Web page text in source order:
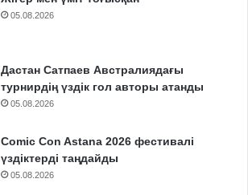
05.08.2026
Дастан Сатпаев Австралиядағы
турнирдің үздік гол авторы атанды
05.08.2026
Comic Con Astana 2026 фестивалі
үздіктерді таңдайды
05.08.2026